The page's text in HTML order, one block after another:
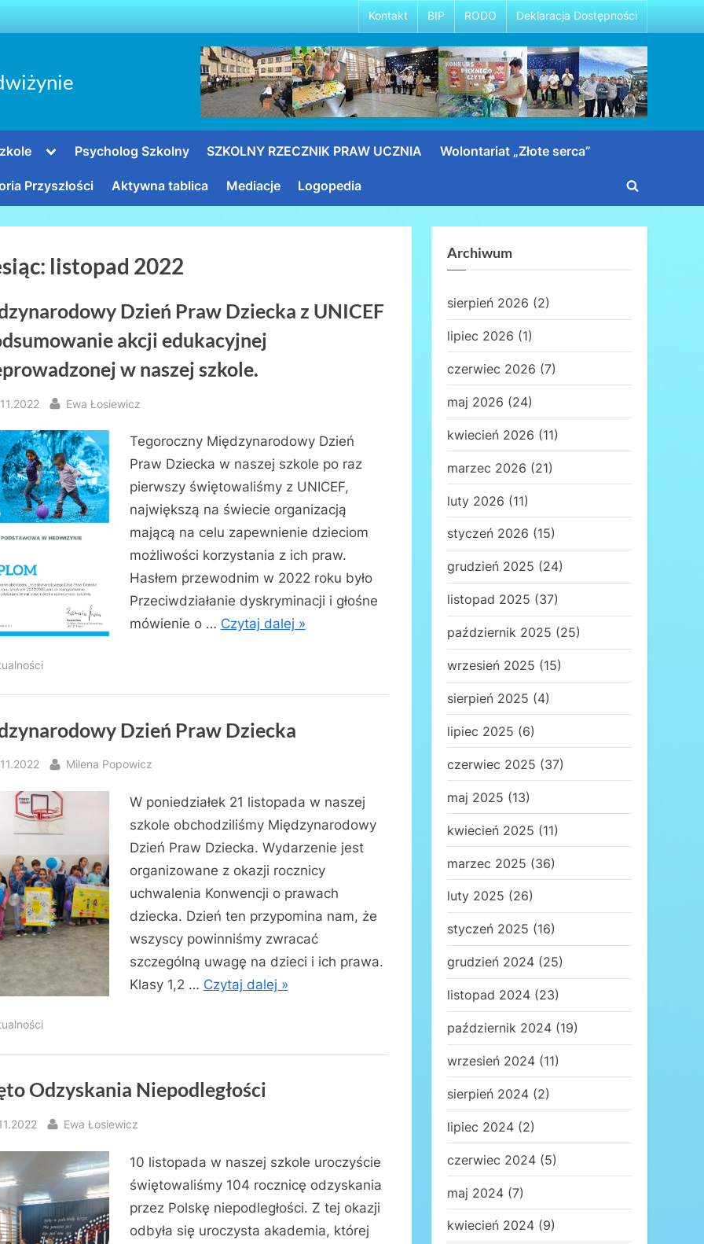
Kontakt BIP RODO Deklaracja Dostępności
TogglePsycholog Szkolny SZKOLNY RZECZNIK PRAW UCZNIA Wolontariat „Złote serca”
Przyszłości Aktywna tablica Mediacje Logopedia
Toggle
listopad 2022
Dzień Praw Dziecka z UNICEF
akcji edukacyjnej
w naszej szkole.
By
Ewa Łosiewicz
Tegoroczny Międzynarodowy Dzień
Praw Dziecka w naszej szkole po raz
pierwszy świętowaliśmy z UNICEF,
największą na świecie organizacją
mającą na celu zapewnienie dzieciom
możliwości korzystania z ich praw.
Hasłem przewodnim w 2022 roku było
Przeciwdziałanie dyskryminacji i głośne
mówienie o … Czytaj dalej »
Dzień Praw Dziecka
By
Milena Popowicz
W poniedziałek 21 listopada w naszej
szkole obchodziliśmy Międzynarodowy
Dzień Praw Dziecka. Wydarzenie jest
organizowane z okazji rocznicy
uchwalenia Konwencji o prawach
dziecka. Dzień ten przypomina nam, że
wszyscy powinniśmy zwracać
szczególną uwagę na dzieci i ich prawa.
Klasy 1,2 … Czytaj dalej »
Odzyskania Niepodległości
By
Ewa Łosiewicz
10 listopada w naszej szkole uroczyście
świętowaliśmy 104 rocznicę odzyskania
przez Polskę niepodległości. Z tej okazji
odbyła się uroczysta akademia, której
Archiwum
sierpień 2026 (2)
lipiec 2026 (1)
czerwiec 2026 (7)
maj 2026 (24)
kwiecień 2026 (11)
marzec 2026 (21)
luty 2026 (11)
styczeń 2026 (15)
grudzień 2025 (24)
listopad 2025 (37)
październik 2025 (25)
wrzesień 2025 (15)
sierpień 2025 (4)
lipiec 2025 (6)
czerwiec 2025 (37)
maj 2025 (13)
kwiecień 2025 (11)
marzec 2025 (36)
luty 2025 (26)
styczeń 2025 (16)
grudzień 2024 (25)
listopad 2024 (23)
październik 2024 (19)
wrzesień 2024 (11)
sierpień 2024 (2)
lipiec 2024 (2)
czerwiec 2024 (5)
maj 2024 (7)
kwiecień 2024 (9)